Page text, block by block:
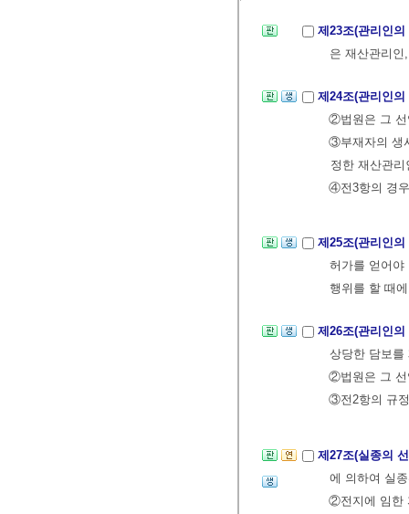
제23조(관리인
은 재산관리
제24조(관리인
②법원은 그 선
③부재자의 생
정한 재산관
④전3항의 경
제25조(관리인
허가를 얻어야
행위를 할 때
제26조(관리인
상당한 담보를
②법원은 그 선
③전2항의 규
제27조(실종의
에 의하여 실
②전지에 임한